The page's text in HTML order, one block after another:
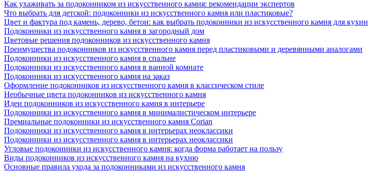
Как ухаживать за подоконником из искусственного камня: рекомендации экспертов
Что выбрать для детской: подоконники из искусственного камня или пластиковые?
Цвет и фактура под камень, дерево, бетон: как выбрать подоконники из искусственного камня для кухни
Подоконники из искусственного камня в загородный дом
Цветовые решения подоконников из искусственного камня
Преимущества подоконников из искусственного камня перед пластиковыми и деревянными аналогами
Подоконники из искусственного камня в спальне
Подоконники из искусственного камня в ванной комнате
Подоконники из искусственного камня на заказ
Оформление подоконников из искусственного камня в классическом стиле
Необычные цвета подоконников из искусственного камня
Идеи подоконников из искусственного камня в интерьере
Подоконники из искусственного камня в минималистическом интерьере
Премиальные подоконники из искусственного камня Corian
Подоконники из искусственного камня в интерьерах неоклассики
Подоконники из искусственного камня в интерьерах неоклассики
Угловые подоконники из искусственного камня: когда форма работает на пользу
Виды подоконников из искусственного камня на кухню
Основные правила ухода за подоконниками из искусственного камня